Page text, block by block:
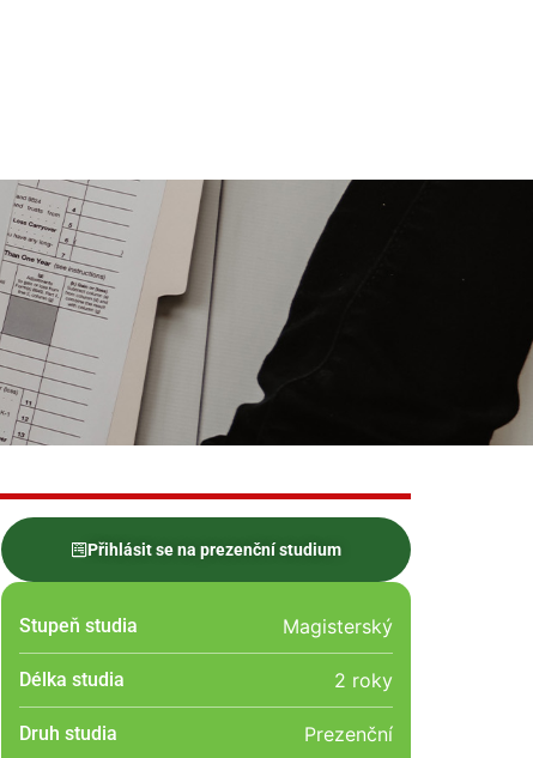
Přihlásit se na prezenční studium
Stupeň studia Magisterský
Délka studia 2 roky
Druh studia Prezenční